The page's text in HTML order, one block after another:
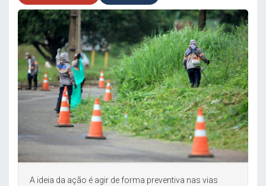
A ideia da ação é agir de forma preventiva nas vias